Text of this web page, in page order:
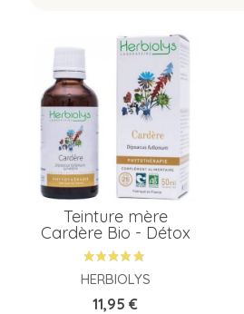
Teinture mère
Cardère Bio - Détox
HERBIOLYS
Prix
11,95 €